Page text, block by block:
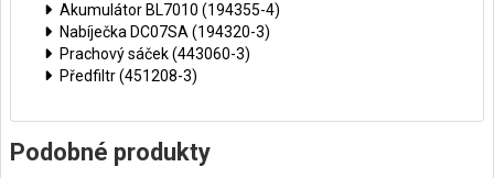
Akumulátor BL7010 (194355-4)
Nabíječka DC07SA (194320-3)
Prachový sáček (443060-3)
Předfiltr (451208-3)
Podobné produkty